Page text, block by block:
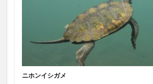
ニホンイシガメ